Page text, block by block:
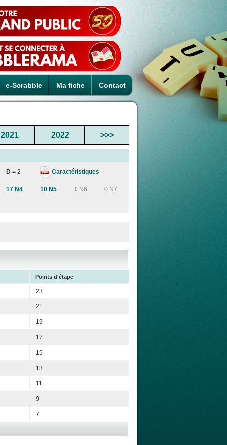
e-Scrabble Ma fiche Contact
2021 2022 >>>
D = 2 Caractéristiques
17 N4 10 N5 0 N6 0 N7
Points d'étape
23
21
19
17
15
13
11
9
7